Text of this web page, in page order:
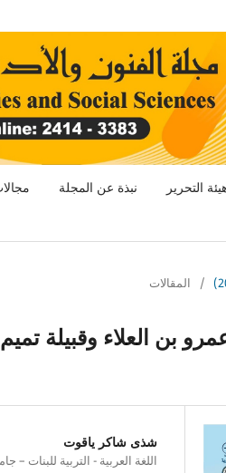
التحرير نبذة عن المجلة
/ المقالات
بن العلاء وقبيلة تميم
شذى شاكر ياقوت
اللغة العربية - التربية للبنات –